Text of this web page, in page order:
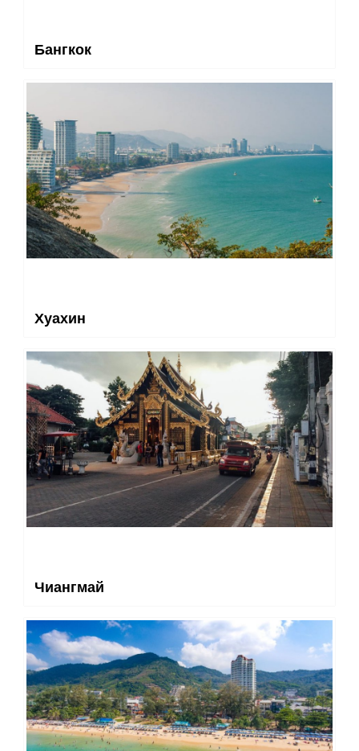
Бангкок
Хуахин
Чиангмай